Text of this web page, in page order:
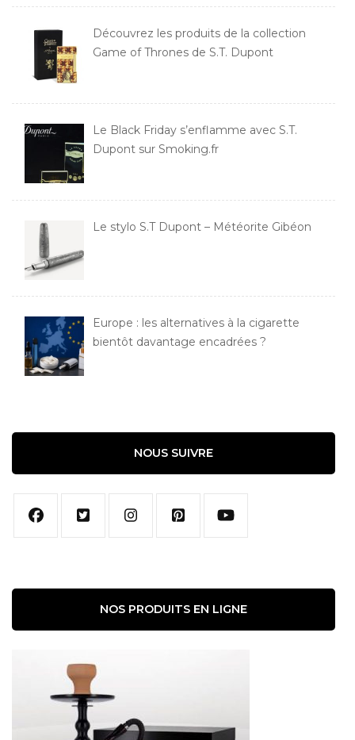
Découvrez les produits de la collection
Game of Thrones de S.T. Dupont
Le Black Friday s’enflamme avec S.T.
Dupont sur Smoking.fr
Le stylo S.T Dupont – Météorite Gibéon
Europe : les alternatives à la cigarette
bientôt davantage encadrées ?
NOUS SUIVRE
NOS PRODUITS EN LIGNE